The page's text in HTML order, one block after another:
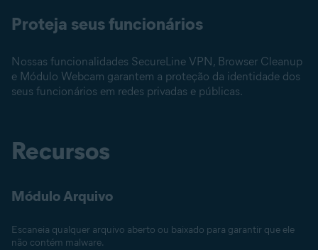
Proteja seus funcionários
Nossas funcionalidades SecureLine VPN, Browser Cleanup
e Módulo Webcam garantem a proteção da identidade dos
seus funcionários em redes privadas e públicas.
Recursos
Módulo Arquivo
Escaneia qualquer arquivo aberto ou baixado para garantir que ele
não contém malware.